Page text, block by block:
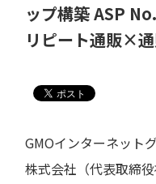
ップ構築 ASP
リピート通販×
GMOインターネット
株式会社（代表取締